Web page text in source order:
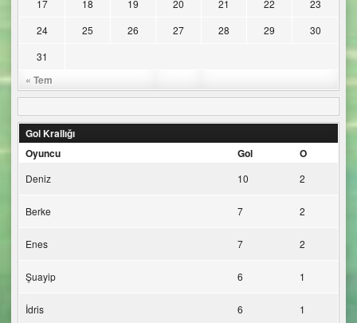
« Tem
17
18 19 20 21 22
23
24
25 26 27 28 29
30
31
Gol Krallığı
Oyuncu
Gol O
Deniz 10 2
Berke 7 2
Enes 7 2
Şuayip 6 1
İdris 6 1